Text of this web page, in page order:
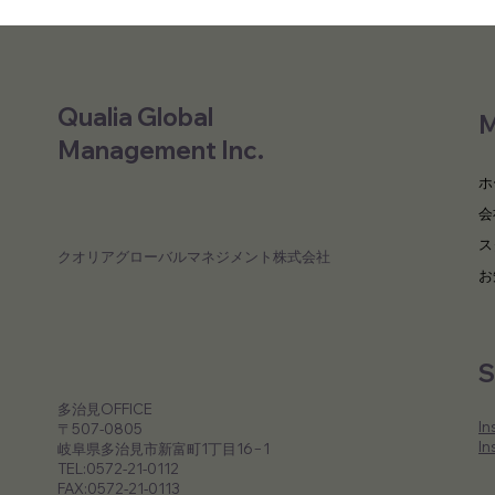
Qualia Global
Management Inc.
​クオリアグローバルマネジメント株式会社
​多治見OFFICE
〒507-0805
岐阜県多治見市新富町1丁目16−1
TEL:0572-21-0112
FAX:0572-21-0113